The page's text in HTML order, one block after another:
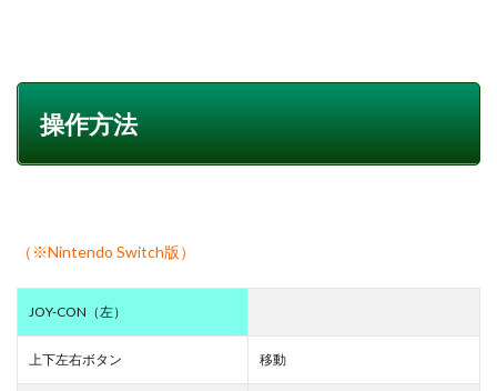
操作方法
（※Nintendo Switch版）
JOY-CON（左）
上下左右ボタン 移動